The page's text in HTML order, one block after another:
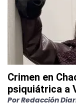
Crimen en
psiquiátrica a
PorRedacción